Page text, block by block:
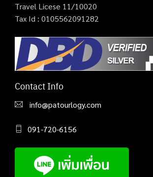
Travel Licese 11/10020
Tax Id : 0105562091282
Contact Info
info@patourlogy.com
091-720-6156